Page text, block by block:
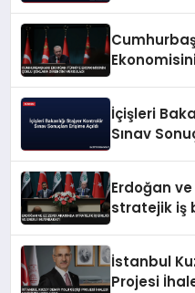
İçişleri
Sınav
Erdoğan
stratejik iş
İstanbul
Projesi